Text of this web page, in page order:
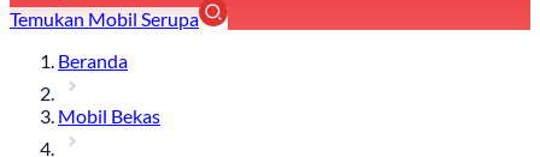
Temukan Mobil Serupa
Beranda
Mobil Bekas